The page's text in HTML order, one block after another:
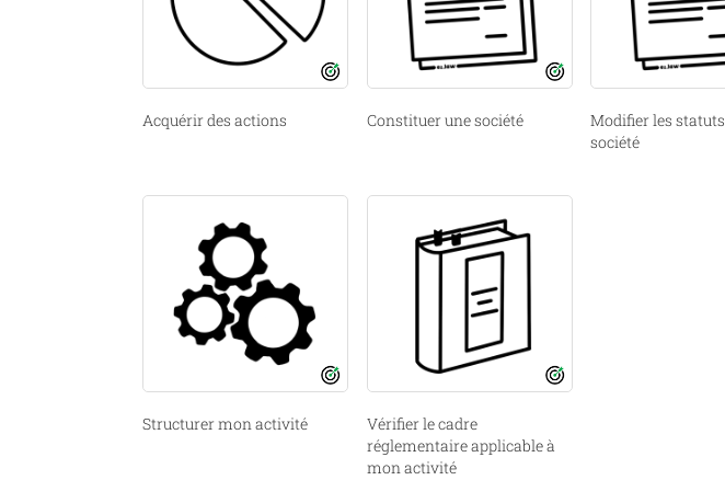
Acquérir des actions
Ajouter aux favoris
Constituer une société
Ajouter aux favoris
Modifier les statuts
société
Ajouter aux
Structurer mon activité
Lire la suite
Add to Compare
Ajouter aux favoris
Vérifier le cadre
réglementaire applicable à
mon activité